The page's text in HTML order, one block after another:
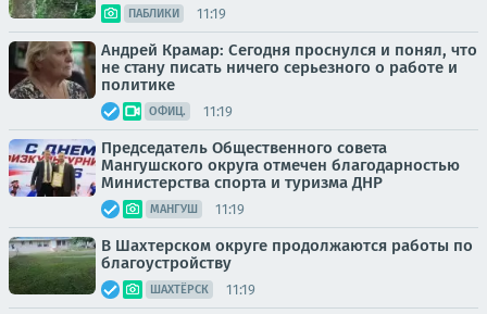
ПАБЛИКИ 11:19
Андрей Крамар: Сегодня проснулся и понял, что
не стану писать ничего серьезного о работе и
политике
ОФИЦ. 11:19
Председатель Общественного совета
Мангушского округа отмечен благодарностью
Министерства спорта и туризма ДНР
МАНГУШ 11:19
В Шахтерском округе продолжаются работы по
благоустройству
ШАХТЁРСК 11:19